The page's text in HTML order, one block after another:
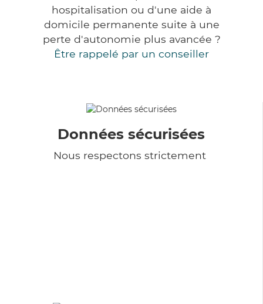
hospitalisation ou d'une aide à
domicile permanente suite à une
perte d'autonomie plus avancée ?
Être rappelé par un conseiller
Données sécurisées
Nous respectons strictement